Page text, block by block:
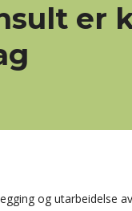
er
og utarbeidelse av